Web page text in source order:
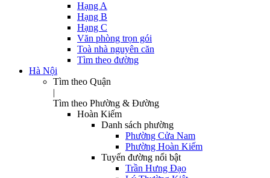
Hạng A
Hạng B
Hạng C
Văn phòng trọn gói
Toà nhà nguyên căn
Tìm theo đường
Hà Nội
Tìm theo Quận
|
Tìm theo Phường & Đường
Hoàn Kiếm
Danh sách phường
Phường Cửa Nam
Phường Hoàn Kiếm
Tuyến đường nổi bật
Trần Hưng Đạo